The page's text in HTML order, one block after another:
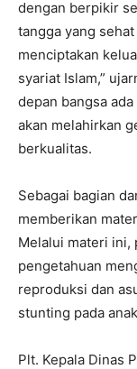
dengan berpikir
tangga yang
menciptakan
syariat Islam,”
depan bangsa
akan melahirkan
berkualitas.
Sebagai bagian
memberikan
Melalui materi ini,
pengetahuan
reproduksi dan
stunting pada
Plt. Kepala Dinas